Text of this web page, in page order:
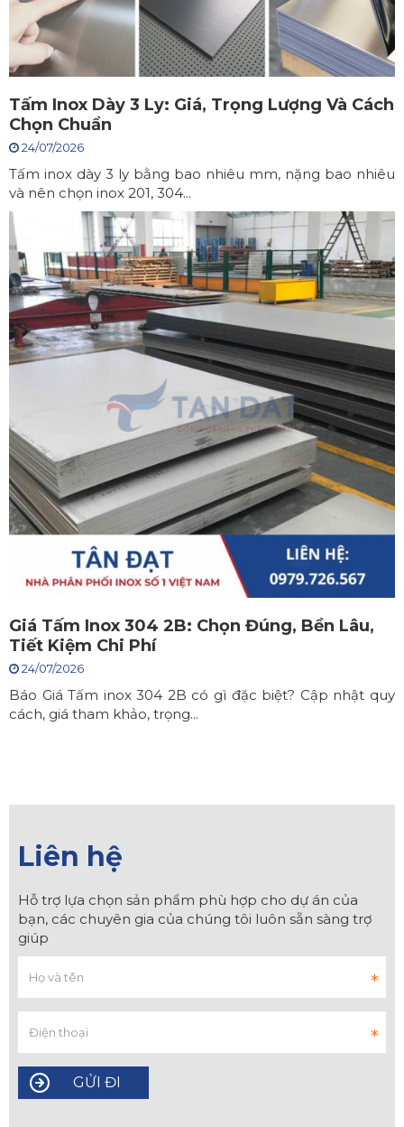
Tấm Inox Dày 3 Ly: Giá, Trọng Lượng Và Cách
Chọn Chuẩn
24/07/2026
Tấm inox dày 3 ly bằng bao nhiêu mm, nặng bao nhiêu
và nên chọn inox 201, 304...
Giá Tấm Inox 304 2B: Chọn Đúng, Bền Lâu,
Tiết Kiệm Chi Phí
24/07/2026
Báo Giá Tấm inox 304 2B có gì đặc biệt? Cập nhật quy
cách, giá tham khảo, trọng...
Liên hệ
Hỗ trợ lựa chọn sản phẩm phù hợp cho dự án của
bạn, các chuyên gia của chúng tôi luôn sẵn sàng trợ
giúp